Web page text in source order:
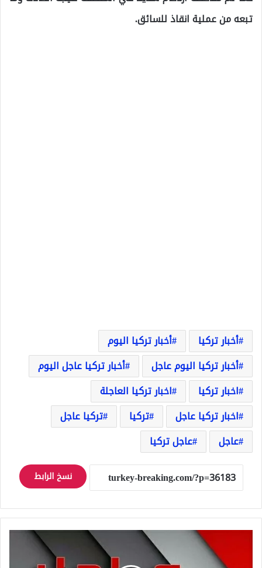
تبعه من عملية انقاذ للسائق.
أخبار تركيا
أخبار تركيا اليوم
أخبار تركيا اليوم عاجل
أخبار تركيا عاجل اليوم
اخبار تركيا
اخبار تركيا العاجلة
اخبار تركيا عاجل
تركيا
تركيا عاجل
عاجل
عاجل تركيا
نسخ الرابط